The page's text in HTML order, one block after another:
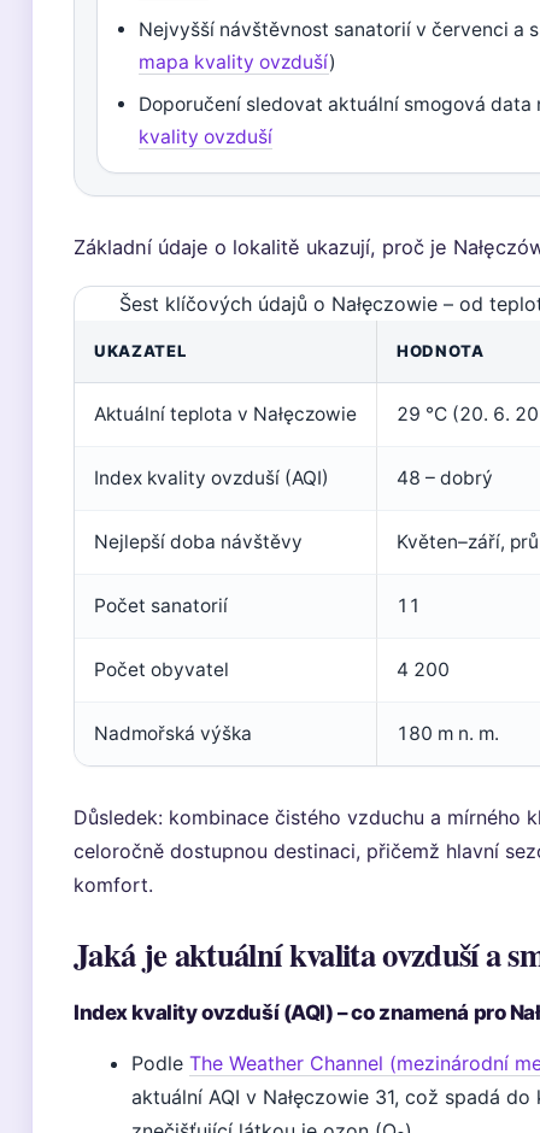
Nejvyšší návštěvnost sanatorií v červenci a
mapa kvality ovzduší)
Doporučení sledovat aktuální smogová data
kvality ovzduší
Základní údaje o lokalitě ukazují, proč je
Šest klíčových údajů o Nałęczowie – od
UKAZATEL HODNOTA
Aktuální teplota v Nałęczowie 29 °C (20. 6.
Index kvality ovzduší (AQI) 48 – dobrý
Nejlepší doba návštěvy Květen–září,
Počet sanatorií 11
Počet obyvatel 4 200
Nadmořská výška 180 m n. m.
Důsledek: kombinace čistého vzduchu a mírného
celoročně dostupnou destinaci, přičemž hlavní
komfort.
Jaká je aktuální kvalita ovzduší a
Index kvality ovzduší (AQI) – co znamená pro
Podle The Weather Channel (mezinárodní
aktuální AQI v Nałęczowie 31, což spadá do